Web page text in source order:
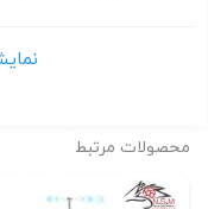
محصولات مرتبط